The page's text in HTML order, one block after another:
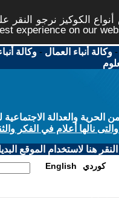
الكوكيز نرجو النقر
experience on our
-وكالة أنباء العمال -وكالة
والعدالة الاجتماعية
نالها أعلام في الفكر
هنا لاستخدام الموقع
English كوردي